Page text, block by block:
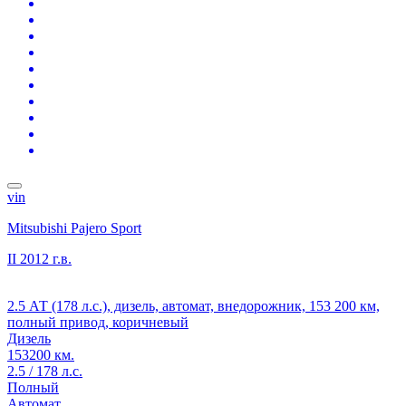
vin
Mitsubishi Pajero Sport
II 2012 г.в.
2.5 АТ (178 л.с.), дизель, автомат, внедорожник, 153 200 км,
полный привод, коричневый
Дизель
153200 км.
2.5 / 178 л.с.
Полный